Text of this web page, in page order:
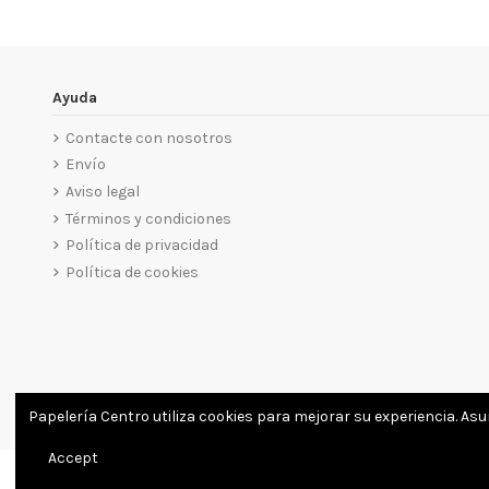
Ayuda
Contacte con nosotros
Envío
Aviso legal
Términos y condiciones
Política de privacidad
Política de cookies
Papelería Centro utiliza cookies para mejorar su experiencia.
Accept